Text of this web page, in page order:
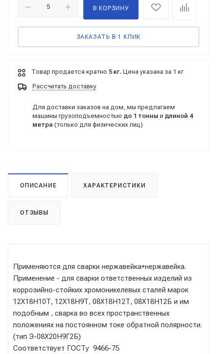
В КОРЗИНУ
ЗАКАЗАТЬ В 1 КЛИК
Товар продается кратно 5 кг. Цена указана за 1 кг
Рассчитать доставку
Для доставки заказов на дом, мы предлагаем
машины грузоподъемностью до 1 тонны и длиной 4
метра (только для физических лиц)
ОПИСАНИЕ ХАРАКТЕРИСТИКИ
ОТЗЫВЫ
Применяются для сварки нержавейка+нержавейка.
Применение - для сварки ответственных изделий из
коррозийно-стойких хромоникелевых сталей марок
12Х18Н10Т, 12Х18Н9Т, 08Х18Н12Т, 08Х18Н12Б и им
подобным , сварка во всех пространственных
положениях на постоянном токе обратной полярности.
(тип Э-08Х20Н9Г2Б)
Соответствует ГОСТу 9466-75